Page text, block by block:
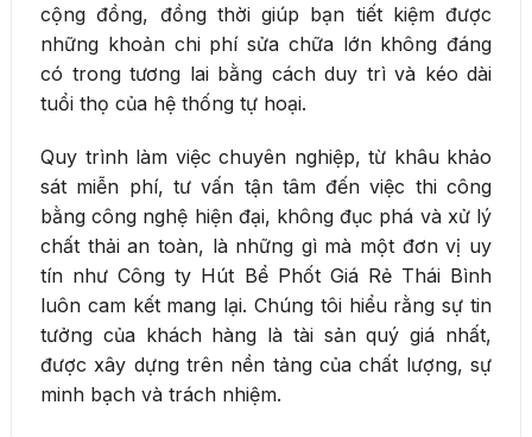
cộng đồng, đồng thời giúp bạn tiết kiệm được
những khoản chi phí sửa chữa lớn không đáng
có trong tương lai bằng cách duy trì và kéo dài
tuổi thọ của hệ thống tự hoại.
Quy trình làm việc chuyên nghiệp, từ khâu khảo
sát miễn phí, tư vấn tận tâm đến việc thi công
bằng công nghệ hiện đại, không đục phá và xử lý
chất thải an toàn, là những gì mà một đơn vị uy
tín như Công ty Hút Bể Phốt Giá Rẻ Thái Bình
luôn cam kết mang lại. Chúng tôi hiểu rằng sự tin
tưởng của khách hàng là tài sản quý giá nhất,
được xây dựng trên nền tảng của chất lượng, sự
minh bạch và trách nhiệm.